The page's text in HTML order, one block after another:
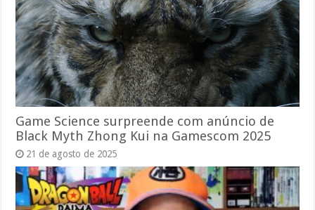
Game Science surpreende com anúncio de
Black Myth Zhong Kui na Gamescom 2025
21 de agosto de 2025